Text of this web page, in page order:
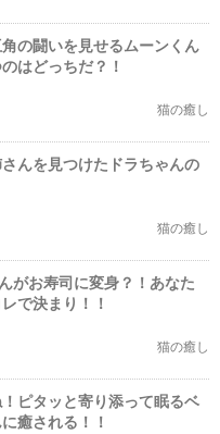
の闘いを見せるムーンくん
はどっちだ？！
猫の癒し
んを見つけたドラちゃんの
猫の癒し
がお寿司に変身？！あなた
で決まり！！
猫の癒し
ピタッと寄り添って眠るベ
癒される！！